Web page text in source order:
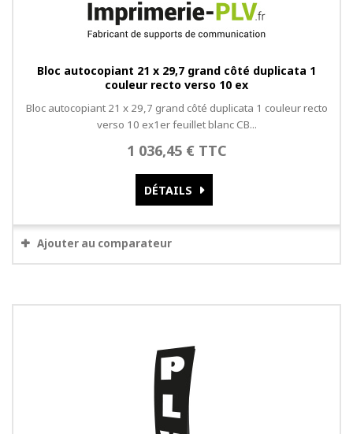
Bloc autocopiant 21 x 29,7 grand côté duplicata 1
couleur recto verso 10 ex
Bloc autocopiant 21 x 29,7 grand côté duplicata 1 couleur recto
verso 10 ex1er feuillet blanc CB...
1 036,45 € TTC
DÉTAILS
Ajouter au comparateur